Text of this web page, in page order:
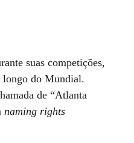
suas competições,
longo do Mundial.
de “Atlanta
naming rights